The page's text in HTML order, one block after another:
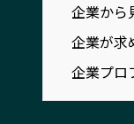
カテゴリ
プレスリリース
企業から
企業が求
企業プロ